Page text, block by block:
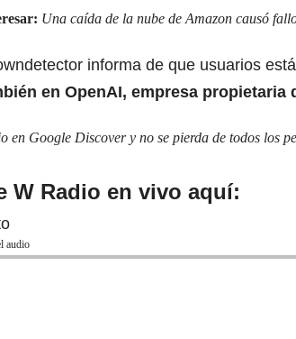
Una caída de la nube de Amazon causó
informa de que usuarios
en OpenAI, empresa propietaria
en Google Discover y no se pierda de todos los
W Radio en vivo aquí:
audio